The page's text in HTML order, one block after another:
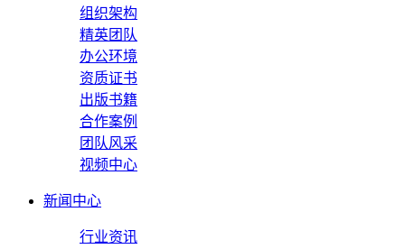
组织架构
精英团队
办公环境
资质证书
出版书籍
合作案例
团队风采
视频中心
新闻中心
行业资讯